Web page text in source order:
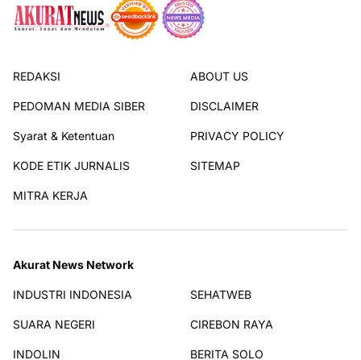
REDAKSI ABOUT US
PEDOMAN MEDIA SIBER DISCLAIMER
Syarat & Ketentuan PRIVACY POLICY
KODE ETIK JURNALIS SITEMAP
MITRA KERJA
Akurat News Network
INDUSTRI INDONESIA SEHATWEB
SUARA NEGERI CIREBON RAYA
INDOLIN BERITA SOLO